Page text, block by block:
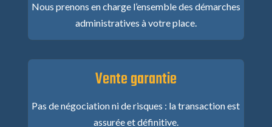
Nous prenons en charge l’ensemble des démarches
administratives à votre place.
Vente garantie
Pas de négociation ni de risques : la transaction est
assurée et définitive.